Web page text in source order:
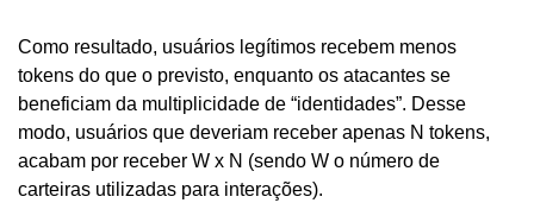
Como resultado, usuários legítimos recebem menos
tokens do que o previsto, enquanto os atacantes se
beneficiam da multiplicidade de “identidades”. Desse
modo, usuários que deveriam receber apenas N tokens,
acabam por receber W x N (sendo W o número de
carteiras utilizadas para interações).